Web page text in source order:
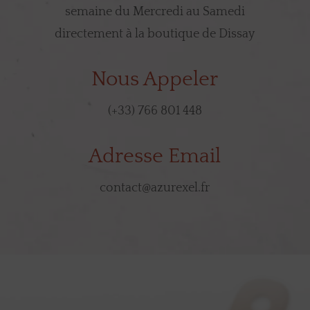
semaine du Mercredi au Samedi
directement à la boutique de Dissay
Nous Appeler
(+33) 766 801 448
Adresse Email
contact@azurexel.fr